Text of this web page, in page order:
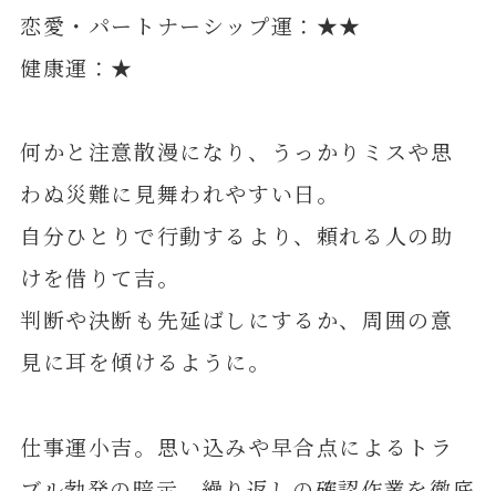
恋愛・パートナーシップ運：★★
健康運：★
何かと注意散漫になり、うっかりミスや思
わぬ災難に見舞われやすい日。
自分ひとりで行動するより、頼れる人の助
けを借りて吉。
判断や決断も先延ばしにするか、周囲の意
見に耳を傾けるように。
仕事運小吉。思い込みや早合点によるトラ